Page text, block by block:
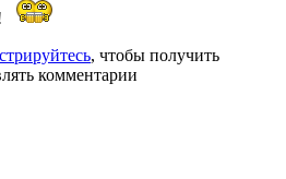
, чтобы получить
комментарии